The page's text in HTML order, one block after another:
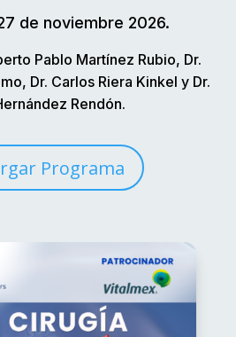
de noviembre 2026.
Pablo Martínez Rubio, Dr.
Dr. Carlos Riera Kinkel y Dr.
Rendón.
Programa